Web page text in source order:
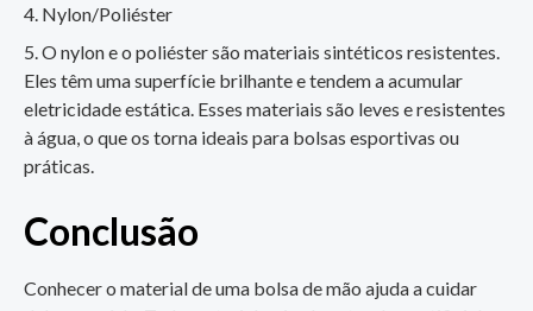
Nylon/Poliéster
O nylon e o poliéster são materiais sintéticos resistentes.
Eles têm uma superfície brilhante e tendem a acumular
eletricidade estática. Esses materiais são leves e resistentes
à água, o que os torna ideais para bolsas esportivas ou
práticas.
Conclusão
Conhecer o material de uma bolsa de mão ajuda a cuidar